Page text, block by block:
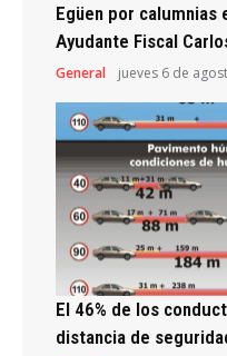
Egüen por
Ayudante Fiscal
General jueves 6 de
El 46% de los
distancia de